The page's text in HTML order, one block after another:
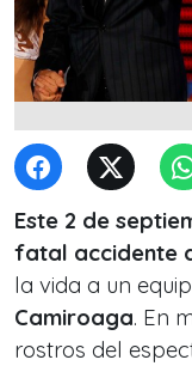
Este 2 de
fatal accidente
la vida a un
Camiroaga. En
rostros del